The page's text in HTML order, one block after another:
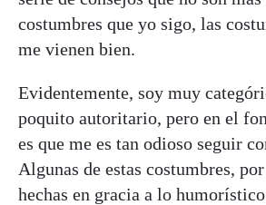
costumbres que yo sigo, las
me vienen bien.
Evidentemente, soy muy
poquito autoritario, pero en el
es que me es tan odioso seguir
Algunas de estas costumbres,
hechas en gracia a lo